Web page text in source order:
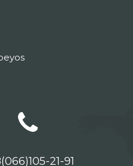
21-91